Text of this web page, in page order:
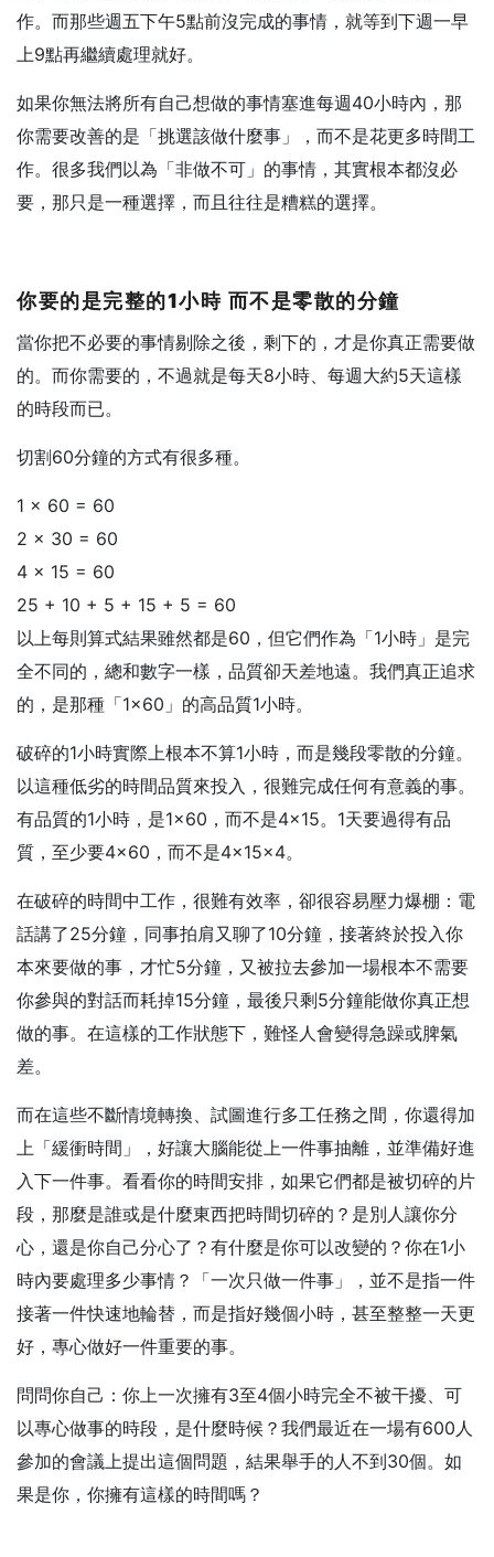
作。而那些週五下午5點前沒完成的事情，就等到下週一早
上9點再繼續處理就好。
如果你無法將所有自己想做的事情塞進每週40小時內，那
你需要改善的是「挑選該做什麼事」，而不是花更多時間工
作。很多我們以為「非做不可」的事情，其實根本都沒必
要，那只是一種選擇，而且往往是糟糕的選擇。
你要的是完整的1小時 而不是零散的分鐘
當你把不必要的事情剔除之後，剩下的，才是你真正需要做
的。而你需要的，不過就是每天8小時、每週大約5天這樣
的時段而已。
切割60分鐘的方式有很多種。
1 × 60 = 60
2 × 30 = 60
4 × 15 = 60
25 + 10 + 5 + 15 + 5 = 60
以上每則算式結果雖然都是60，但它們作為「1小時」是完
全不同的，總和數字一樣，品質卻天差地遠。我們真正追求
的，是那種「1×60」的高品質1小時。
破碎的1小時實際上根本不算1小時，而是幾段零散的分鐘。
以這種低劣的時間品質來投入，很難完成任何有意義的事。
有品質的1小時，是1×60，而不是4×15。1天要過得有品
質，至少要4×60，而不是4×15×4。
在破碎的時間中工作，很難有效率，卻很容易壓力爆棚：電
話講了25分鐘，同事拍肩又聊了10分鐘，接著終於投入你
本來要做的事，才忙5分鐘，又被拉去參加一場根本不需要
你參與的對話而耗掉15分鐘，最後只剩5分鐘能做你真正想
做的事。在這樣的工作狀態下，難怪人會變得急躁或脾氣
差。
而在這些不斷情境轉換、試圖進行多工任務之間，你還得加
上「緩衝時間」，好讓大腦能從上一件事抽離，並準備好進
入下一件事。看看你的時間安排，如果它們都是被切碎的片
段，那麼是誰或是什麼東西把時間切碎的？是別人讓你分
心，還是你自己分心了？有什麼是你可以改變的？你在1小
時內要處理多少事情？「一次只做一件事」，並不是指一件
接著一件快速地輪替，而是指好幾個小時，甚至整整一天更
好，專心做好一件重要的事。
問問你自己：你上一次擁有3至4個小時完全不被干擾、可
以專心做事的時段，是什麼時候？我們最近在一場有600人
參加的會議上提出這個問題，結果舉手的人不到30個。如
果是你，你擁有這樣的時間嗎？